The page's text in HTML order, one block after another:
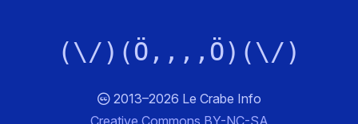
(\/)(Ö,,,,Ö)(\/)
2013–2026 Le Crabe Info
Creative Commons BY-NC-SA